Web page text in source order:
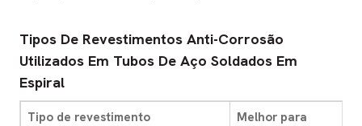
Tipos De Revestimentos Anti-Corrosão
Utilizados Em Tubos De Aço Soldados Em
Espiral
Tipo de revestimento Melhor para